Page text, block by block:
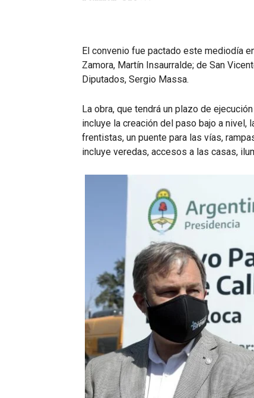
El convenio fue pactado este mediodía
Zamora, Martín Insaurralde; de San
Diputados, Sergio Massa.
La obra, que tendrá un plazo de
incluye la creación del paso bajo a
frentistas, un puente para las vías,
incluye veredas, accesos a las casas,